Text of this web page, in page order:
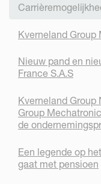
Kverneland Group
Nieuw pand en
France S.A.S
Kverneland Group
Group
de
Een legende op
gaat met pensioen